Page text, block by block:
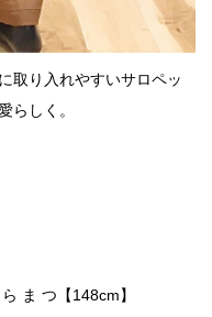
取り入れやすいサロペッ
らしく。
ま つ【148cm】